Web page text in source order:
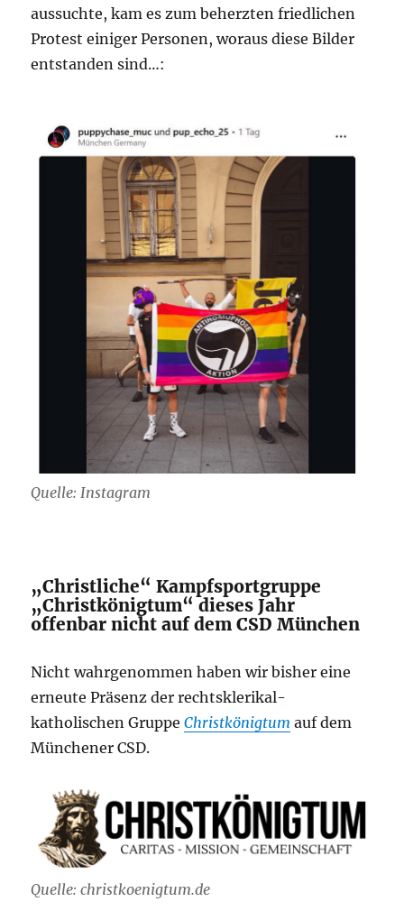
aussuchte, kam es zum beherzten friedlichen
Protest einiger Personen, woraus diese Bilder
entstanden sind…:
Quelle: Instagram
„Christliche“ Kampfsportgruppe
„Christkönigtum“ dieses Jahr
offenbar nicht auf dem CSD München
Nicht wahrgenommen haben wir bisher eine
erneute Präsenz der rechtsklerikal-
katholischen GruppeChristkönigtum auf dem
Münchener CSD.
Quelle: christkoenigtum.de